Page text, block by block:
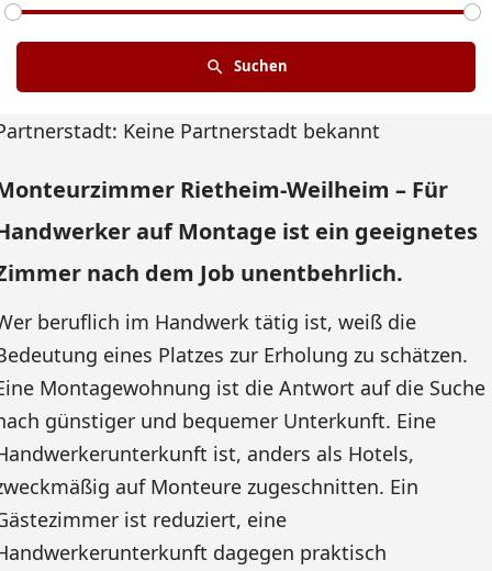
Suchen
Keine Partnerstadt bekannt
Rietheim-Weilheim – Für
auf Montage ist ein geeignetes
nach dem Job unentbehrlich.
beruflich im Handwerk tätig ist, weiß die
eines Platzes zur Erholung zu schätzen.
Montagewohnung ist die Antwort auf die Suche
günstiger und bequemer Unterkunft. Eine
ist, anders als Hotels,
auf Monteure zugeschnitten. Ein
ist reduziert, eine
dagegen praktisch